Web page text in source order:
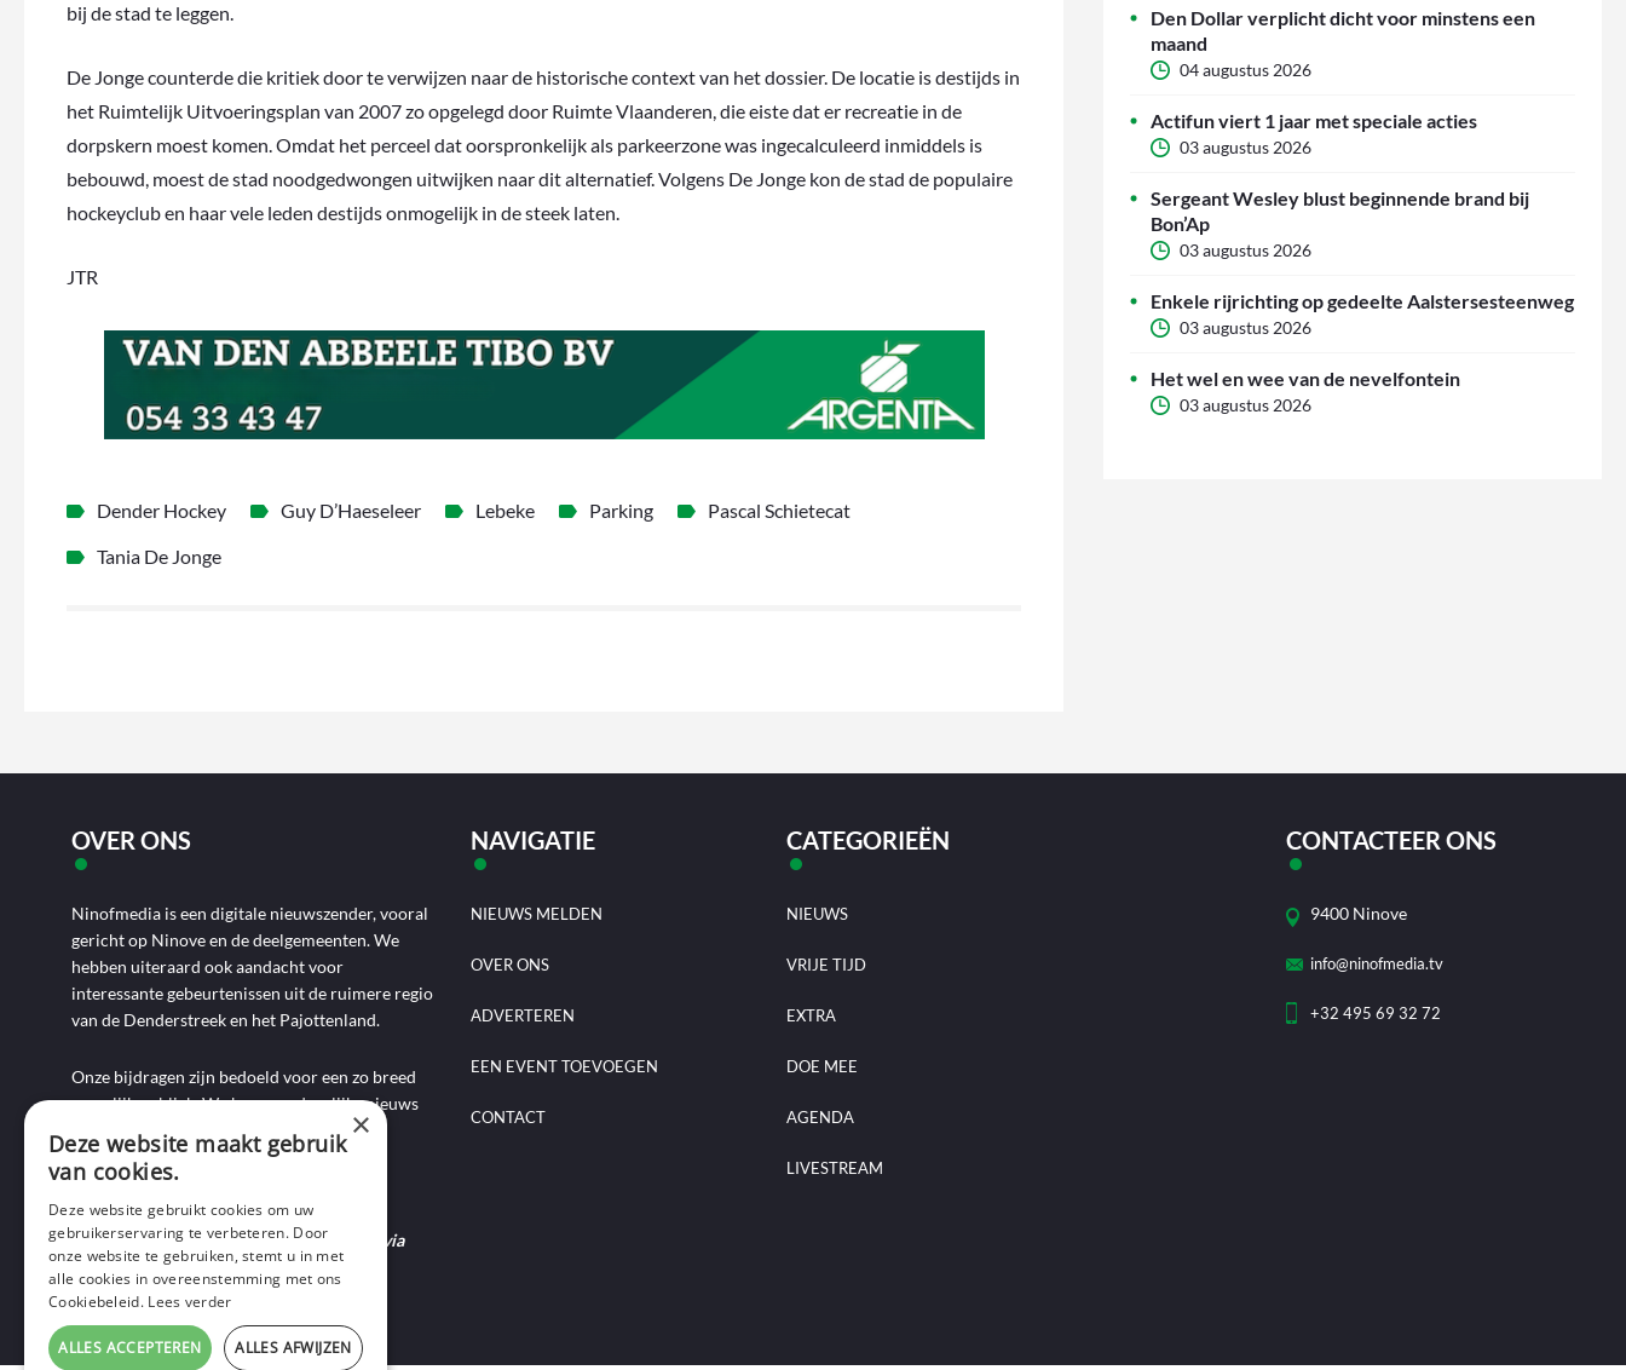
bij de stad te leggen.
De Jonge counterde die kritiek door te verwijzen naar de historische context van het dossier. De locatie is destijds in
het Ruimtelijk Uitvoeringsplan van 2007 zo opgelegd door Ruimte Vlaanderen, die eiste dat er recreatie in de
dorpskern moest komen. Omdat het perceel dat oorspronkelijk als parkeerzone was ingecalculeerd inmiddels is
bebouwd, moest de stad noodgedwongen uitwijken naar dit alternatief. Volgens De Jonge kon de stad de populaire
hockeyclub en haar vele leden destijds onmogelijk in de steek laten.
JTR
Dender Hockey Guy D’Haeseleer Lebeke Parking
Pascal Schietecat
Tania De Jonge
Den Dollar verplicht dicht voor minstens een
maand
04 augustus 2026
Actifun viert 1 jaar met speciale acties
03 augustus 2026
Sergeant Wesley blust beginnende brand bij
Bon’Ap
03 augustus 2026
Enkele rijrichting op gedeelte Aalstersesteenweg
03 augustus 2026
Het wel en wee van de nevelfontein
03 augustus 2026
OVER ONS
Ninofmedia is een digitale nieuwszender, vooral
gericht op Ninove en de deelgemeenten. We
hebben uiteraard ook aandacht voor
interessante gebeurtenissen uit de ruimere regio
van de Denderstreek en het Pajottenland.
Onze bijdragen zijn bedoeld voor een zo breed
mogelijk publiek. We brengen dagelijks nieuws
aan de hand van artikels, foto-, audio- en
videoverslagen, interviews, reportages en
commentaarstukken.
Heb je nieuws te melden? Contacteer ons via
mail of bel ons op 0495-69 32 72.
NAVIGATIE
NIEUWS MELDEN
OVER ONS
ADVERTEREN
EEN EVENT TOEVOEGEN
CONTACT
CATEGORIEËN
NIEUWS
VRIJE TIJD
EXTRA
DOE MEE
AGENDA
LIVESTREAM
CONTACTEER ONS
9400 Ninove
info@ninofmedia.tv
+32 495 69 32 72
×
Deze website maakt gebruik
van cookies.
Deze website gebruikt cookies om uw
gebruikerservaring te verbeteren. Door
onze website te gebruiken, stemt u in met
alle cookies in overeenstemming met ons
Cookiebeleid. Lees verder
ALLES ACCEPTEREN ALLES AFWIJZEN